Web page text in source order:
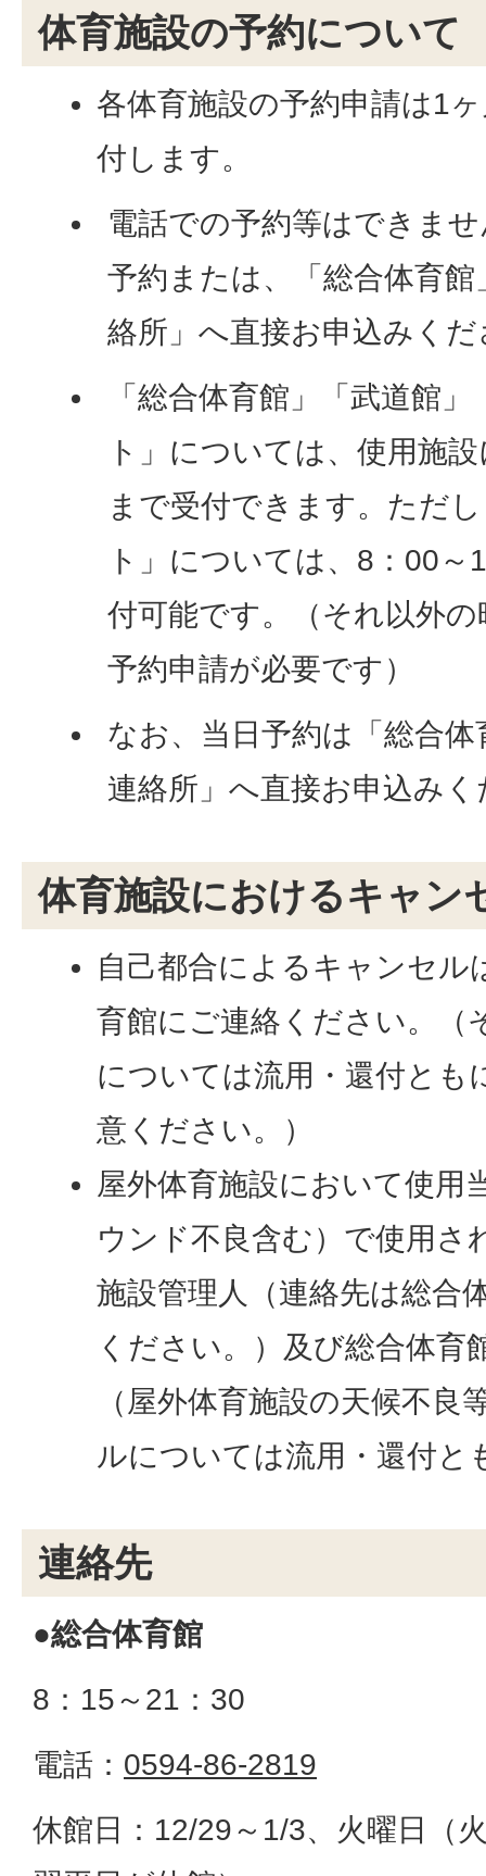
体育施設の予約について
各体育施設の予約申請は1
付します。
電話での予約等はできま
予約または、「総合体育
絡所」へ直接お申込みく
「総合体育館」「武道館
ト」については、使用施
まで受付できます。ただ
ト」については、8：00
付可能です。（それ以外
予約申請が必要です）
なお、当日予約は「総合
連絡所」へ直接お申込み
体育施設におけるキャン
自己都合によるキャンセル
育館にご連絡ください。（
については流用・還付とも
意ください。）
屋外体育施設において使用
ウンド不良含む）で使用さ
施設管理人（連絡先は総合
ください。）及び総合体育
（屋外体育施設の天候不
ルについては流用・還付と
連絡先
●総合体育館
8：15～21：30
電話： 0594-86-2819
休館日：12/29～1/3、火曜日（